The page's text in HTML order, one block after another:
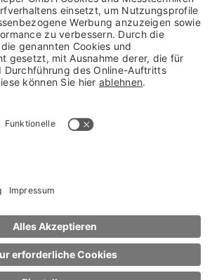
seit 2010
der Verbundgruppe beauty alliance
NACH OBEN